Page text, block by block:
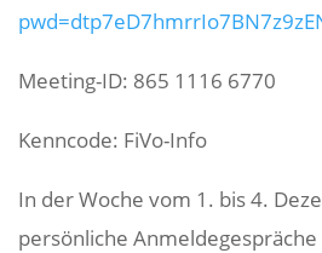
Meeting-ID: 865 1116 6770
Kenn­code: FiVo-Info
In der Woche vom 1. bis 4.
persön­liche